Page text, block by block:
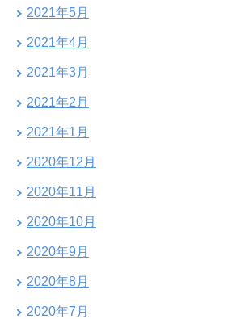
2021年5月
2021年4月
2021年3月
2021年2月
2021年1月
2020年12月
2020年11月
2020年10月
2020年9月
2020年8月
2020年7月